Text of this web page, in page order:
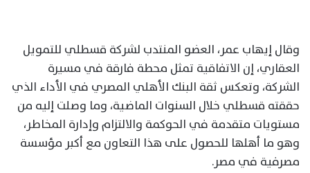
وقال إيهاب عمر، العضو المنتدب لشركة قسطلي للتمويل
العقاري، إن الاتفاقية تمثل محطة فارقة في مسيرة
الشركة، وتعكس ثقة البنك الأهلي المصري في الأداء الذي
حققته قسطلي خلال السنوات الماضية، وما وصلت إليه من
مستويات متقدمة في الحوكمة والالتزام وإدارة المخاطر،
وهو ما أهلها للحصول على هذا التعاون مع أكبر مؤسسة
مصرفية في مصر.